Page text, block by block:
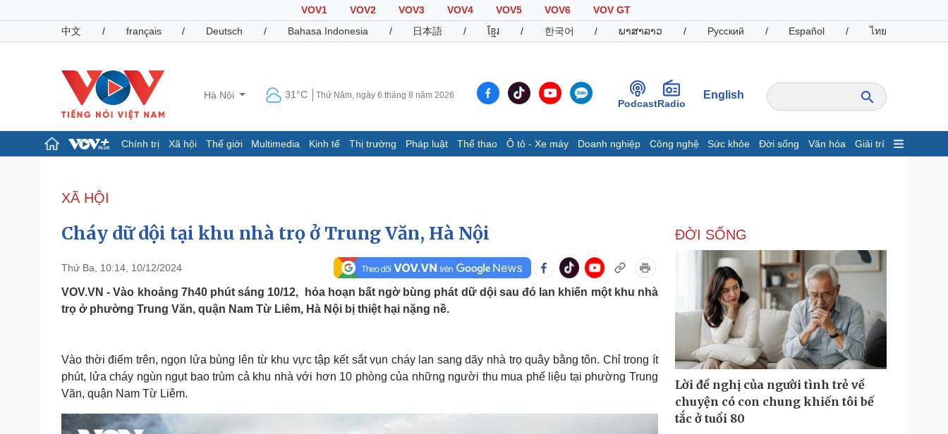
VOV1 VOV2 VOV3 VOV4 VOV5 VOV6
VOV GT
中文
/ français / Deutsch / Bahasa Indonesia / 日本語 / ខ្មែរ / 한국어 / ພາສາລາວ / Русский / Español / ไทย
Hà Nội 31°C Thứ Năm, ngày 6 tháng 8 năm 2026
PodcastRadio
English
Chính trị Xã hội Thế giới Multimedia Kinh tế Thị trường Pháp luật Thể thao Ô tô - Xe máy Doanh nghiệp Công nghệ Sức khỏe Đời sống Văn hóa Giải trí
Đảng
Tổ chức nhân sự
Nhận diện sự thật
Dấu ấn VOV
Infographic
Giá cà phê
Pháp luật
Vụ án
Quân sự - Quốc phòng
Vũ khí
Thể thao
Bóng đá
eSports
Hậu trường
Ô tô - Xe máy
Doanh nghiệp
Thông tin doanh nghiệp
Doanh nghiệp 24h
Vì cộng đồng
Công nghệ
Sành điệu
Tin Công nghệ
Trải nghiệm
Chuyển đổi số
Sức khỏe
Cây thuốc
Podcast
Câu chuyện thời sự
XÃ HỘI
Cháy dữ dội tại khu nhà trọ ở Trung Văn, Hà Nội
Thứ Ba, 10:14, 10/12/2024
VOV.VN - Vào khoảng 7h40 phút sáng 10/12, hỏa hoạn bất ngờ bùng phát dữ dội sau đó lan khiến một khu nhà
trọ ở phường Trung Văn, quận Nam Từ Liêm, Hà Nội bị thiệt hại nặng nề.
Vào thời điểm trên, ngọn lửa bùng lên từ khu vực tập kết sắt vụn cháy lan sang dãy nhà trọ quây bằng tôn. Chỉ trong ít
phút, lửa cháy ngùn ngụt bao trùm cả khu nhà với hơn 10 phòng của những người thu mua phế liệu tại phường Trung
Văn, quận Nam Từ Liêm.
ĐỜI SỐNG
Lời đề nghị của người tình trẻ về
chuyện có con chung khiến tôi bế
tắc ở tuổi 80